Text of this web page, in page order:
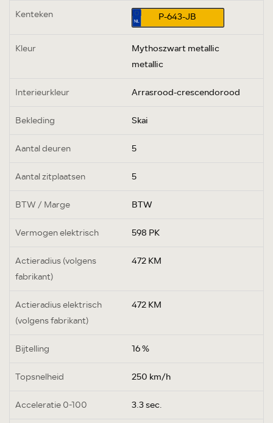
Kenteken P-643-JB
Kleur
Mythoszwart metallic
metallic
Interieurkleur Arrasrood-crescendorood
Bekleding Skai
Aantal deuren 5
Aantal zitplaatsen 5
BTW / Marge BTW
Vermogen elektrisch 598 PK
Actieradius (volgens
fabrikant)
472 KM
Actieradius elektrisch
(volgens fabrikant)
472 KM
Bijtelling 16 %
Topsnelheid 250 km/h
Acceleratie 0-100 3.3 sec.